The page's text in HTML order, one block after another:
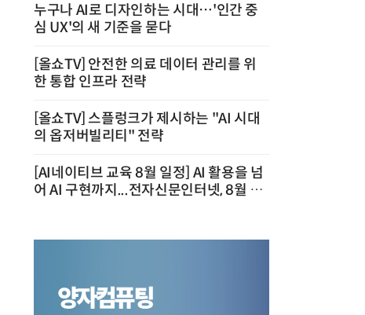
누구나 AI로 디자인하는 시대…'인간 중
심 UX'의 새 기준을 묻다
[올쇼TV] 안전한 의료 데이터 관리를 위
한 통합 인프라 전략
[올쇼TV] 스플렁크가 제시하는 "AI 시대
의 옵저버빌리티" 전략
[AI네이티브 교육 8월 일정] AI 활용을 넘
어 AI 구현까지...전자신문인터넷, 8월 실